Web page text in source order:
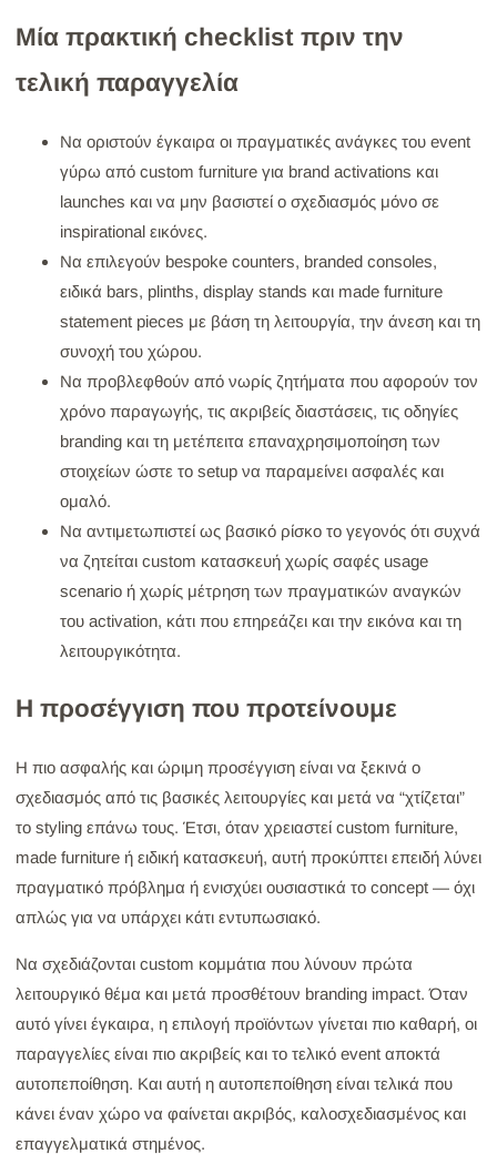
Μία πρακτική checklist πριν την
τελική παραγγελία
Να οριστούν έγκαιρα οι πραγματικές ανάγκες του event
γύρω από custom furniture για brand activations και
launches και να μην βασιστεί ο σχεδιασμός μόνο σε
inspirational εικόνες.
Να επιλεγούν bespoke counters, branded consoles,
ειδικά bars, plinths, display stands και made furniture
statement pieces με βάση τη λειτουργία, την άνεση και τη
συνοχή του χώρου.
Να προβλεφθούν από νωρίς ζητήματα που αφορούν τον
χρόνο παραγωγής, τις ακριβείς διαστάσεις, τις οδηγίες
branding και τη μετέπειτα επαναχρησιμοποίηση των
στοιχείων ώστε το setup να παραμείνει ασφαλές και
ομαλό.
Να αντιμετωπιστεί ως βασικό ρίσκο το γεγονός ότι συχνά
να ζητείται custom κατασκευή χωρίς σαφές usage
scenario ή χωρίς μέτρηση των πραγματικών αναγκών
του activation, κάτι που επηρεάζει και την εικόνα και τη
λειτουργικότητα.
Η προσέγγιση που προτείνουμε
Η πιο ασφαλής και ώριμη προσέγγιση είναι να ξεκινά ο
σχεδιασμός από τις βασικές λειτουργίες και μετά να “χτίζεται”
το styling επάνω τους. Έτσι, όταν χρειαστεί custom furniture,
made furniture ή ειδική κατασκευή, αυτή προκύπτει επειδή λύνει
πραγματικό πρόβλημα ή ενισχύει ουσιαστικά το concept — όχι
απλώς για να υπάρχει κάτι εντυπωσιακό.
Να σχεδιάζονται custom κομμάτια που λύνουν πρώτα
λειτουργικό θέμα και μετά προσθέτουν branding impact. Όταν
αυτό γίνει έγκαιρα, η επιλογή προϊόντων γίνεται πιο καθαρή, οι
παραγγελίες είναι πιο ακριβείς και το τελικό event αποκτά
αυτοπεποίθηση. Και αυτή η αυτοπεποίθηση είναι τελικά που
κάνει έναν χώρο να φαίνεται ακριβός, καλοσχεδιασμένος και
επαγγελματικά στημένος.